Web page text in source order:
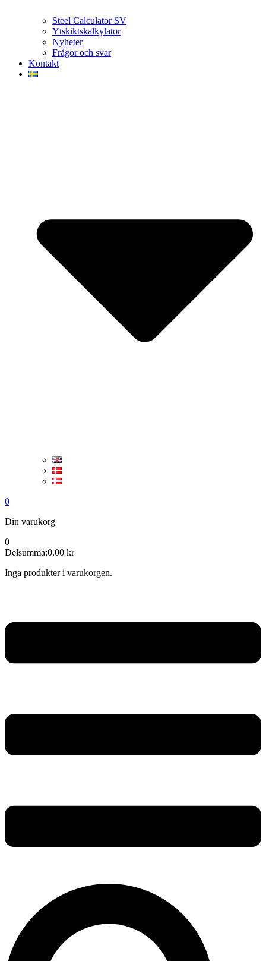
Steel Calculator SV
Ytskiktskalkylator
Nyheter
Frågor och svar
Kontakt
0
Din varukorg
0
Delsumma:0,00 kr
Inga produkter i varukorgen.